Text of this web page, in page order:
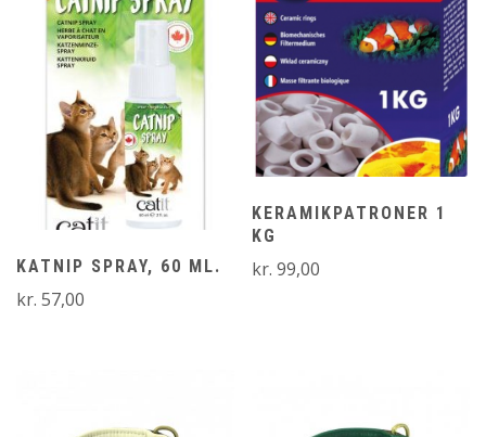
KATNIP SPRAY, 60 ML.
kr. 57,00
KERAMIKPATRONER 1
KG
kr. 99,00